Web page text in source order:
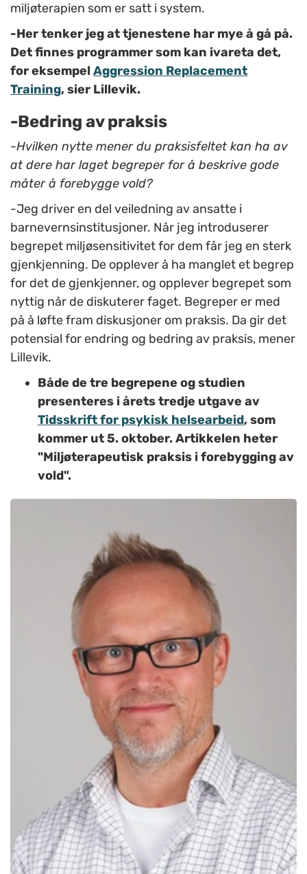
miljøterapien som er satt i system.
-Her tenker jeg at tjenestene har mye å gå på.
Det finnes programmer som kan ivareta det,
for eksempel Aggression Replacement
Training, sier Lillevik.
-Bedring av praksis
-Hvilken nytte mener du praksisfeltet kan ha av
at dere har laget begreper for å beskrive gode
måter å forebygge vold?
-Jeg driver en del veiledning av ansatte i
barnevernsinstitusjoner. Når jeg introduserer
begrepet miljøsensitivitet for dem får jeg en sterk
gjenkjenning. De opplever å ha manglet et begrep
for det de gjenkjenner, og opplever begrepet som
nyttig når de diskuterer faget. Begreper er med
på å løfte fram diskusjoner om praksis. Da gir det
potensial for endring og bedring av praksis, mener
Lillevik.
Både de tre begrepene og studien
presenteres i årets tredje utgave av
Tidsskrift for psykisk helsearbeid, som
kommer ut 5. oktober. Artikkelen heter
"Miljøterapeutisk praksis i forebygging av
vold".